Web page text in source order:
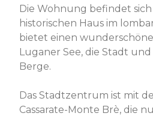
Die Wohnung befindet sich
historischen Haus im
bietet einen
Luganer See, die Stadt
Berge.
Das Stadtzentrum ist mit
Cassarate-Monte Brè, die